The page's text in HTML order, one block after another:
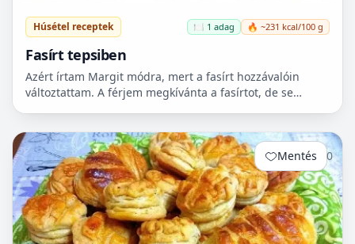
Húsétel receptek 🍽️ 1 adag 🔥 ~231 kcal/100 g
Fasírt tepsiben
Azért írtam Margit módra, mert a fasírt hozzávalóin
változtattam. A férjem megkívánta a fasírtot, de se
Mentés 0